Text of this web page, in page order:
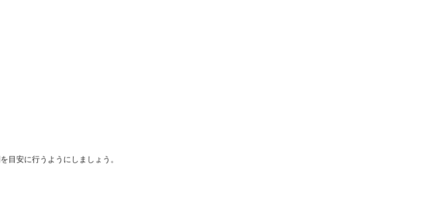
目安に行うようにしましょう。